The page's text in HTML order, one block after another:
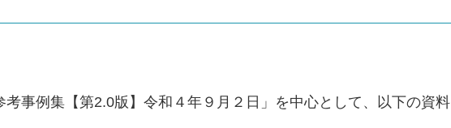
事例集【第2.0版】令和４年９月２日」を中心として、以下の資